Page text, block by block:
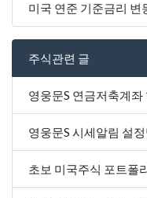
미국 연준 기준금리 변
주식관련 글
영웅문S 연금저축계좌
영웅문S 시세알림 설
초보 미국주식 포트폴